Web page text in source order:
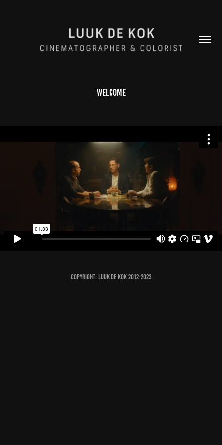
welcome
Copyright: Luuk de Kok 2012-2023